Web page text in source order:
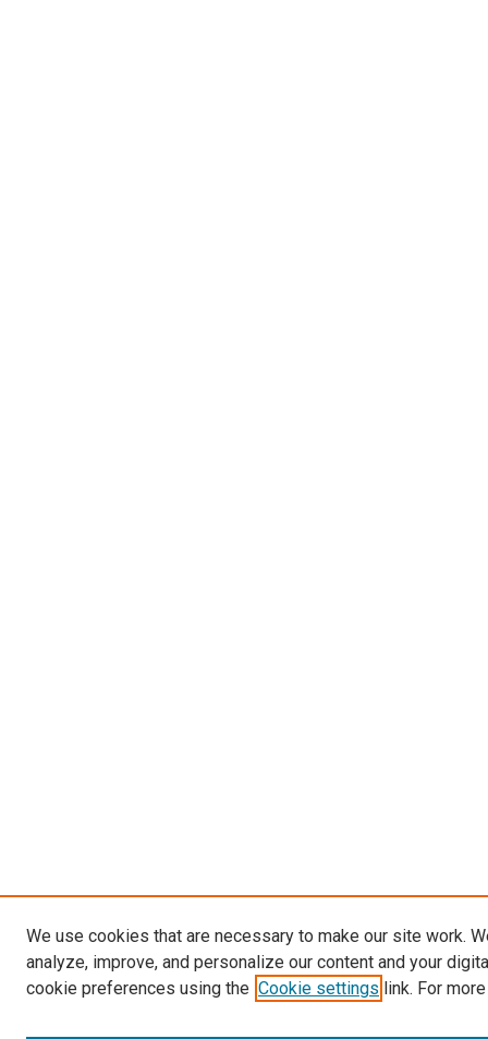
We use cookies that are necessary to make our site work.
analyze, improve, and personalize our content and your
cookie preferences using the Cookie settings link. For